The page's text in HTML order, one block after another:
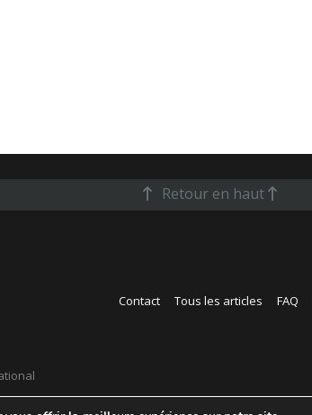
Retour en haut
Contact Tous les articles FAQ